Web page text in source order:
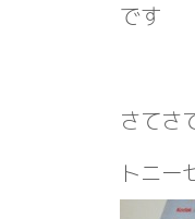
です
さて
トニー